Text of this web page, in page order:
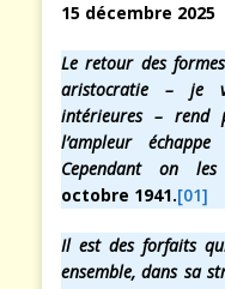
15 décembre 2025
Le retour des
aristocratie – je
intérieures – rend
l’ampleur
Cependant on les
octobre 1941.[01]
Il est des forfaits
ensemble, dans sa